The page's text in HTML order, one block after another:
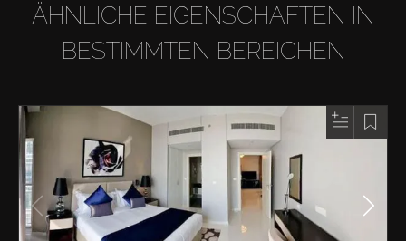
ÄHNLICHE EIGENSCHAFTEN IN
BESTIMMTEN BEREICHEN